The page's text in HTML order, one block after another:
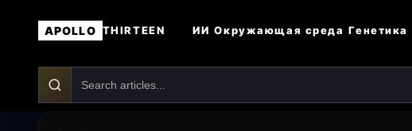
APOLLO THIRTEEN ИИ Окружающая среда Генетика